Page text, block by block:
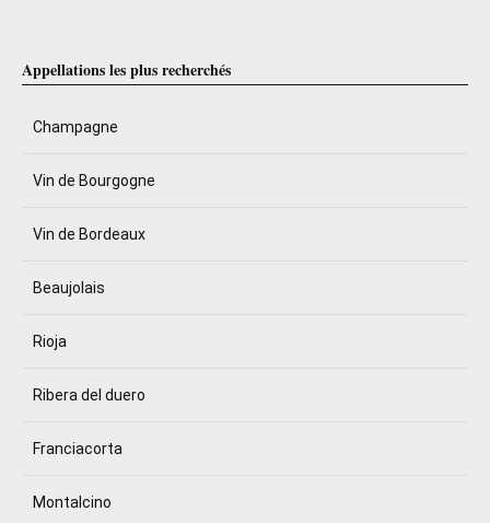
Appellations les plus recherchés
Champagne
Vin de Bourgogne
Vin de Bordeaux
Beaujolais
Rioja
Ribera del duero
Franciacorta
Montalcino